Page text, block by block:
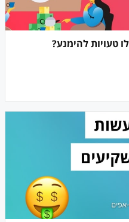
טעויות להימנע?